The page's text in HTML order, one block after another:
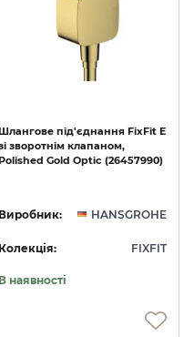
Шлангове під'єднання FixFit E
зворотнім клапаном,
Polished Gold Optic (26457990)
Виробник: HANSGROHE
Колекція: FIXFIT
В наявності